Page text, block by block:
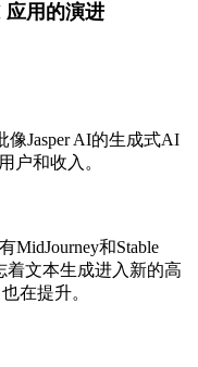
用的演进
Jasper AI的生成式AI
户和收入。
和Stable
着文本生成进入新的高
在提升。